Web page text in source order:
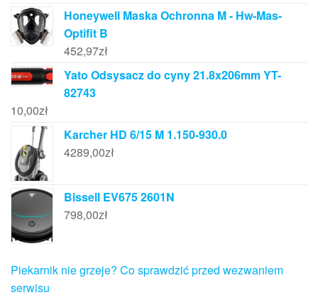
Honeywell Maska Ochronna M - Hw-Mas-
Optifit B
452,97zł
Yato Odsysacz do cyny 21.8x206mm YT-
82743
10,00zł
Karcher HD 6/15 M 1.150-930.0
4289,00zł
Bissell EV675 2601N
798,00zł
Piekarnik nie grzeje? Co sprawdzić przed wezwaniem
serwisu